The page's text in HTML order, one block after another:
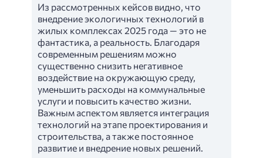
Из рассмотренных кейсов видно, что
внедрение экологичных технологий в
жилых комплексах 2025 года — это не
фантастика, а реальность. Благодаря
современным решениям можно
существенно снизить негативное
воздействие на окружающую среду,
уменьшить расходы на коммунальные
услуги и повысить качество жизни.
Важным аспектом является интеграция
технологий на этапе проектирования и
строительства, а также постоянное
развитие и внедрение новых решений.